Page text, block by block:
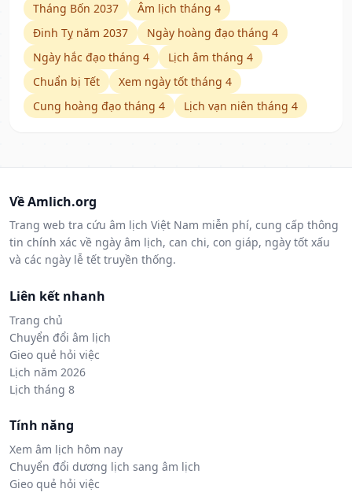
Tháng Bốn 2037
Âm lịch tháng 4
Đinh Tỵ năm 2037
Ngày hoàng đạo tháng 4
Ngày hắc đạo tháng 4
Lịch âm tháng 4
Chuẩn bị Tết
Xem ngày tốt tháng 4
Cung hoàng đạo tháng 4
Lịch vạn niên tháng 4
Về Amlich.org
Trang web tra cứu âm lịch Việt Nam miễn phí, cung cấp thông
tin chính xác về ngày âm lịch, can chi, con giáp, ngày tốt xấu
và các ngày lễ tết truyền thống.
Liên kết nhanh
Trang chủ
Chuyển đổi âm lịch
Gieo quẻ hỏi việc
Lịch năm 2026
Lịch tháng 8
Tính năng
Xem âm lịch hôm nay
Chuyển đổi dương lịch sang âm lịch
Gieo quẻ hỏi việc